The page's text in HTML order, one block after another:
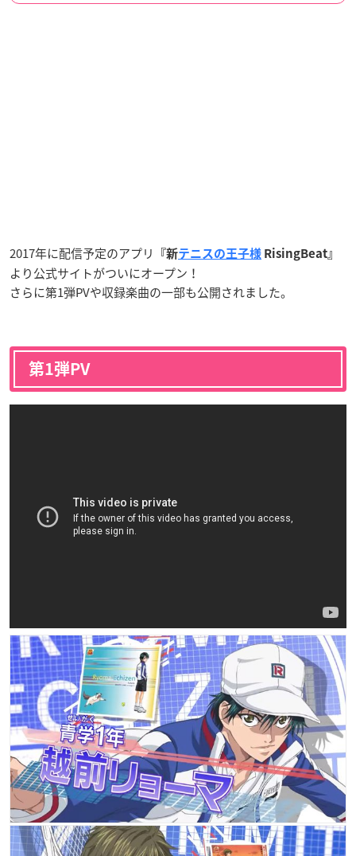
2017年に配信予定のアプリ 『新テニスの王子様 RisingBeat』
より公式サイトがついにオープン！
さらに第1弾PVや収録楽曲の一部も公開されました。
第1弾PV